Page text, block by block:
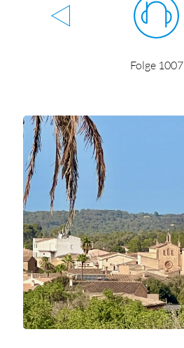
Folge 1007